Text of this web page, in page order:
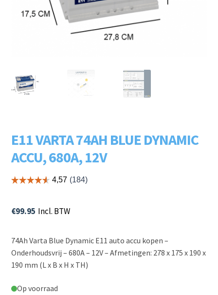
OVERIGE
SOORTEN
E11 VARTA 74AH BLUE DYNAMIC
ACCU, 680A, 12V
€99.95 Incl. BTW
74Ah Varta Blue Dynamic E11 auto accu kopen –
Onderhoudsvrij – 680A – 12V – Afmetingen: 278 x 175 x 190 x
190 mm (L x B x H x TH)
Op voorraad